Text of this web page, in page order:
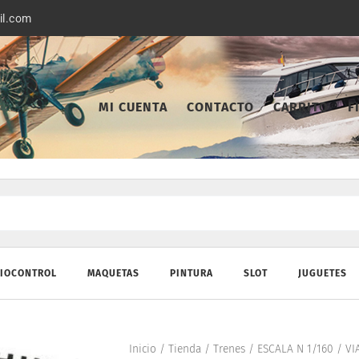
MI CUENTA CONTACTO CARRITO
MAQUETAS PINTURA SLOT JUGUETES
Inicio / Tienda/ Trenes/ ESCALA N 1/160 /